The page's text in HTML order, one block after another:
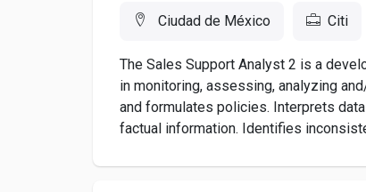
Ciudad de México Citi
The Sales Support Analyst 2 is a
in monitoring, assessing, analyzing
and formulates policies. Interprets
factual information. Identifies